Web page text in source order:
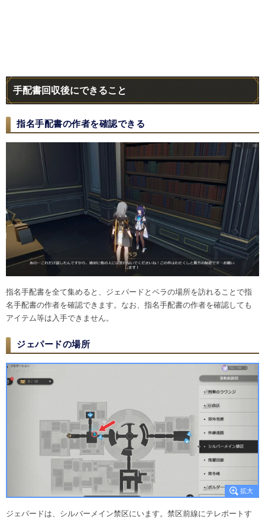
手配書回収後にできること
指名手配書の作者を確認できる
指名手配書を全て集めると、ジェパードとペラの場所を訪れることで指
名手配書の作者を確認できます。なお、指名手配書の作者を確認しても
アイテム等は入手できません。
ジェパードの場所
ジェパードは、シルバーメイン禁区にいます。禁区前線にテレポートす